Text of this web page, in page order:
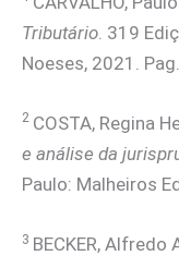
Tributário . 319
Noeses, 2021.
2 COSTA, Regina
e análise da
Paulo: Malheiros
3 BECKER, Alfredo